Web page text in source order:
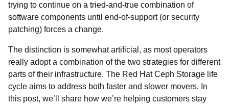
trying to continue on a tried-and-true combination of
software components until end-of-support (or security
patching) forces a change.
The distinction is somewhat artificial, as most operators
really adopt a combination of the two strategies for different
parts of their infrastructure. The Red Hat Ceph Storage life
cycle aims to address both faster and slower movers. In
this post, we’ll share how we’re helping customers stay